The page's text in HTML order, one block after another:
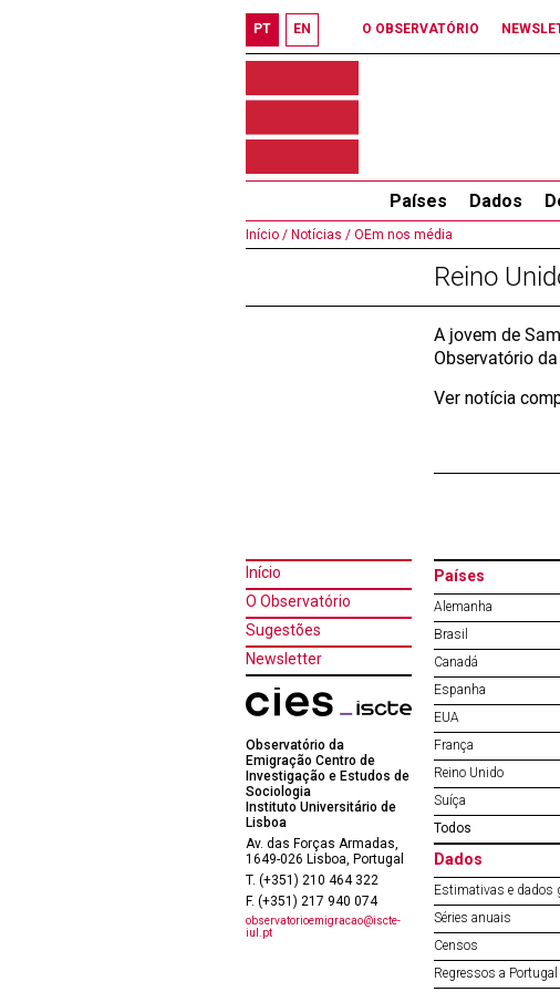
PT EN O OBSERVATÓRIO
Países Dados
Início / Notícias / OEm nos média
Reino
A jovem de
Observatório
Ver notícia
Início
O Observatório
Sugestões
Newsletter
Observatório da
Emigração Centro de
Investigação e Estudos de
Sociologia
Instituto Universitário de
Lisboa
Av. das Forças Armadas,
1649-026 Lisboa, Portugal
T. (+351) 210 464 322
F. (+351) 217 940 074
observatorioemigracao@iscte-
iul.pt
Países
Alemanha
Brasil
Canadá
Espanha
EUA
França
Reino Unido
Suíça
Todos
Dados
Estimativas e dados
Séries anuais
Censos
Regressos a Portugal